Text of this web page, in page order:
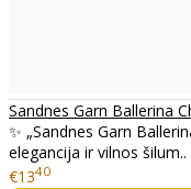
Sandnes Garn Ballerina
✨ „Sandnes Garn
elegancija ir vilnos šilum..
€1340